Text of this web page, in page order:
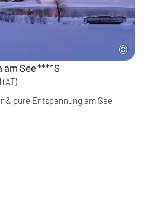
am See****S
(AT)
pure Entspannung am See